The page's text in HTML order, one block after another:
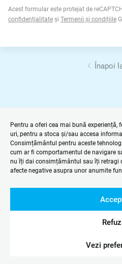
Pentru a oferi cea mai bună
uri, pentru a stoca și/sau accesa
Consimțământul pentru aceste
cum ar fi comportamentul de navigare
nu îți dai consimțământul sau îți retragi
afecte negative asupra unor anumite
Vezi
Acest formular este protejat de
confidențialitate și Termenii și condițiile
Înapoi